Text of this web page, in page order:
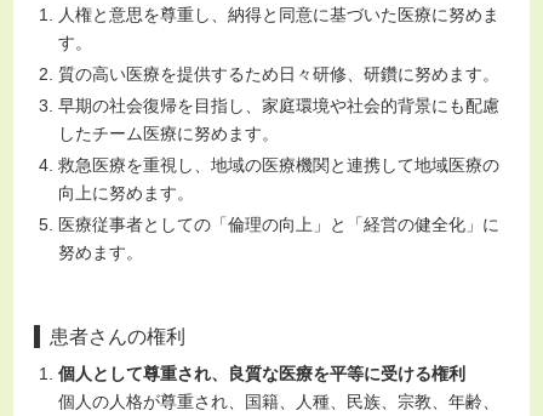
人権と意思を尊重し、納得と同意に基づいた医療に努めま
す。
質の高い医療を提供するため日々研修、研鑽に努めます。
早期の社会復帰を目指し、家庭環境や社会的背景にも配慮
したチーム医療に努めます。
救急医療を重視し、地域の医療機関と連携して地域医療の
向上に努めます。
医療従事者としての「倫理の向上」と「経営の健全化」に
努めます。
患者さんの権利
個人として尊重され、良質な医療を平等に受ける権利
個人の人格が尊重され、国籍、人種、民族、宗教、年齢、